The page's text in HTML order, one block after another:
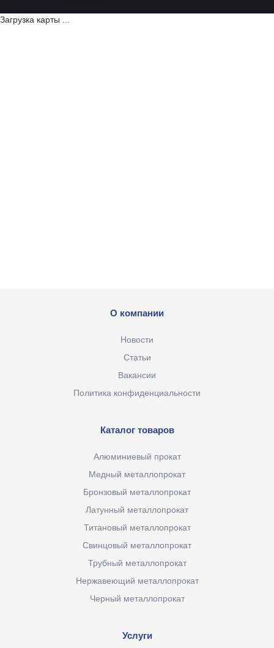
Загрузка карты ...
О компании
Новости
Статьи
Вакансии
Политика конфиденциальности
Каталог товаров
Алюминиевый прокат
Медный металлопрокат
Бронзовый металлопрокат
Латунный металлопрокат
Титановый металлопрокат
Свинцовый металлопрокат
Трубный металлопрокат
Нержавеющий металлопрокат
Черный металлопрокат
Услуги